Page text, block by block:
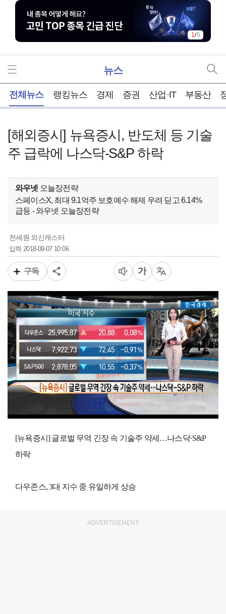
2/5
뉴스
전체뉴스 랭킹뉴스 경제 증권 산업·IT 부동산
[해외증시] 뉴욕증시, 반도체 등 기술
주 급락에 나스닥-S&P 하락
와우넷 오늘장전략
스페이스X, 최대 9.1억주 보호예수 해제 우려 딛고 6.14%
급등 - 와우넷 오늘장전략
전세원 외신캐스터
입력2018-09-07 10:06
구독
[뉴욕증시] 글로벌 무역 긴장 속 기술주 약세…나스닥·S&P
하락
다우존스, 3대 지수 중 유일하게 상승
ADVERTISEMENT